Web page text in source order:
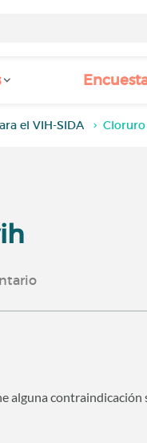
el VIH-SIDA
alguna contraindicación